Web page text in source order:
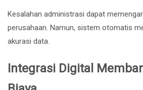
Kesalahan administrasi dapat
perusahaan. Namun, sistem otomatis
akurasi data.
Integrasi Digital